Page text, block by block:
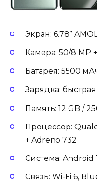
Экран: 6.78”
Камера: 50/8 MP
Батарея: 5500
Зарядка: быстрая
Память: 12 GB /
Процессор:
+ Adreno 732
Система: Android
Связь: Wi-Fi 6,